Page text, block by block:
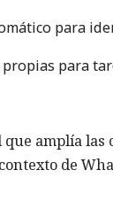
para
para
amplía las
de